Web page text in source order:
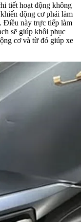
tiết hoạt động không
động cơ phải làm
Điều này trực tiếp làm
sẽ giúp khôi phục
cơ và từ đó giúp xe